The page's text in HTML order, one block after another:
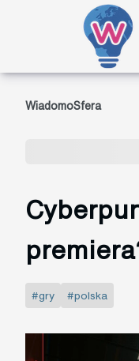
WiadomoSfera
#gry #polska